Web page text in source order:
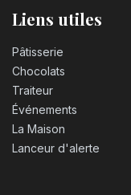
Liens utiles
Pâtisserie
Chocolats
Traiteur
Événements
La Maison
Lanceur d'alerte